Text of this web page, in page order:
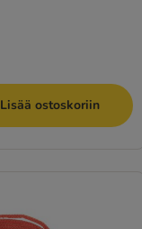
Lisää ostoskoriin